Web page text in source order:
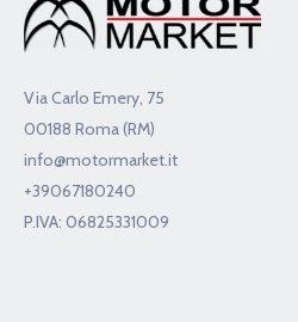
Via Carlo Emery, 75
00188 Roma (RM)
info@motormarket.it
+39067180240
P.IVA: 06825331009